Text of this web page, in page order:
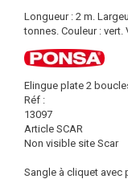
Longueur : 2 m.
tonnes. Couleur : vert.
Elingue plate 2
Réf :
13097
Article SCAR
Non visible site Scar
Sangle à cliquet avec